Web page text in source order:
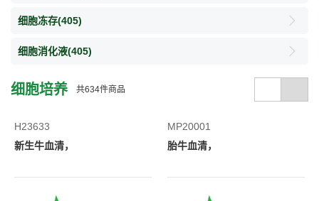
细胞冻存(405)
细胞消化液(405)
细胞培养 共634件商品
H23633
新生牛血清，
MP20001
胎牛血清，